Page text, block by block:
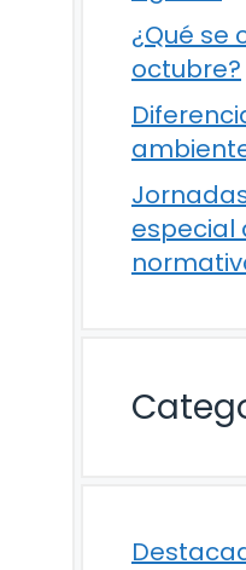
¿Qué se
octubre?
especial